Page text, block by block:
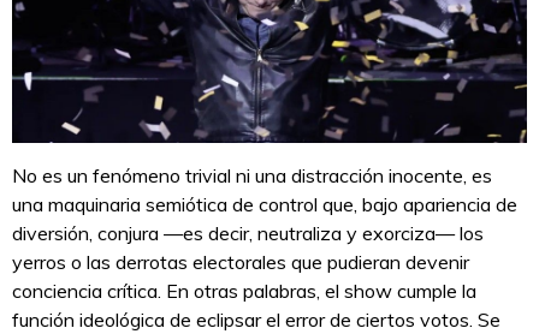
No es un fenómeno trivial ni una distracción inocente, es
una maquinaria semiótica de control que, bajo apariencia de
diversión, conjura —es decir, neutraliza y exorciza— los
yerros o las derrotas electorales que pudieran devenir
conciencia crítica. En otras palabras, el show cumple la
función ideológica de eclipsar el error de ciertos votos. Se